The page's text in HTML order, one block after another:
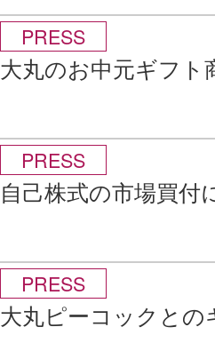
PRESS
大丸のお中元ギフト
PRESS
自己株式の市場買付
PRESS
大丸ピーコックと